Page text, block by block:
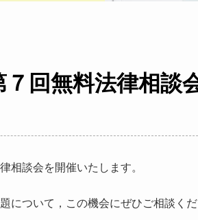
７回無料法律相談
相談会を開催いたします。
について，この機会にぜひご相談くだ